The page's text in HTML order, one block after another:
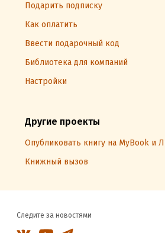
Подарить подписку
Как оплатить
Ввести подарочный код
Библиотека для компаний
Настройки
Другие проекты
Опубликовать книгу на MyBook и
Книжный вызов
Следите за новостями